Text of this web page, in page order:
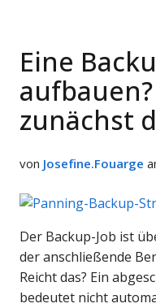
Eine
zunächst
von Josefine.Fouarge
Der Backup-Job ist
der anschließende
Reicht das? Ein
bedeutet nicht